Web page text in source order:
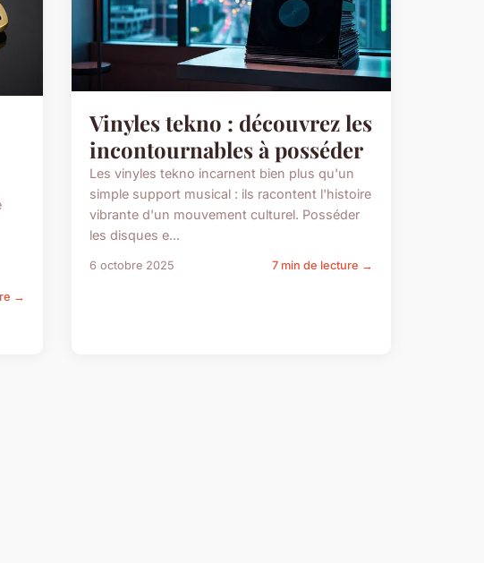
→
Vinyles tekno : découvrez les
incontournables à posséder
Les vinyles tekno incarnent bien plus qu'un
simple support musical : ils racontent l'histoire
vibrante d'un mouvement culturel. Posséder
les disques e...
6 octobre 2025 7 min de lecture →